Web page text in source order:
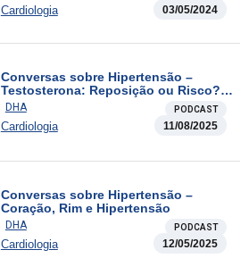
Cardiologia 03/05/2024
Conversas sobre Hipertensão –
Testosterona: Reposição ou Risco?
Um olhar técnico sobre hormônios e o
coração
DHA PODCAST
Cardiologia 11/08/2025
Conversas sobre Hipertensão –
Coração, Rim e Hipertensão
DHA PODCAST
Cardiologia 12/05/2025